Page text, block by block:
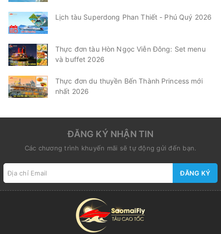
Lịch tàu Superdong Phan Thiết - Phú Quý 2026
Thực đơn tàu Hòn Ngọc Viễn Đông: Set menu
và buffet 2026
Thực đơn du thuyền Bến Thành Princess mới
nhất 2026
ĐĂNG KÝ NHẬN TIN
Các chương trình khuyến mãi sẽ tự động gửi đến bạn.
ĐĂNG KÝ